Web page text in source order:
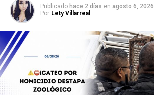
Publicado hace 2 días en agosto 6, 2026
Por Lety Villarreal